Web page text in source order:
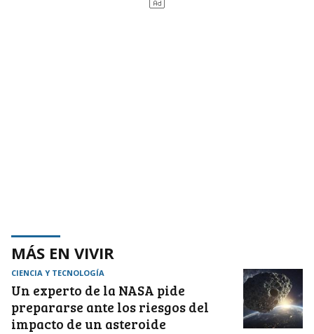
MÁS EN VIVIR
CIENCIA Y TECNOLOGÍA
Un experto de la NASA pide
prepararse ante los riesgos del
impacto de un asteroide